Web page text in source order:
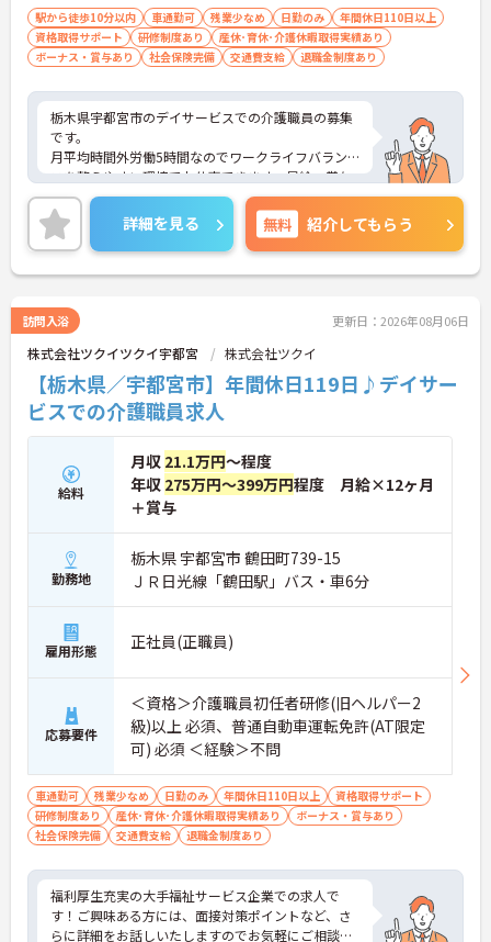
S」や勤続3年以上の退職金制度を完備しています
・社内規定の範囲内で髪色や髪型をはじめネイルや
まつげエクステが自由であり自分らしさを大切に働
けます
【有資格者のキャリアパス！手厚いチューター制度
と多彩な研修で専門性を高めます 】
・入社後1年間は専門のチューター（指導担当者）
がマンツーマンで手厚くフォローするため新しい環
境でも安心です
・資格手当の支給や公的資格取得・自己啓発支援制
度を通じて有資格者のさらなるステップアップを後
押しします
・階層別研修や所属先以外の事業所で行う交換研修
駅から徒歩10分以内 車通勤可 残業少なめ 日勤のみ
年間休日110日以上
資格取得サポート
研修制度あり
産休･育休･介護休暇取得実績あり
ボーナス・賞与あり
社会保険完備 交通費支給 退職金制度あり
栃木県宇都宮市のデイサービスでの介護職員の募集
です。
月平均時間外労働5時間なのでワークライフバラン
スを整えやすい環境でお仕事できます。昇給・賞与
ありのため、あなたの頑張りがしっかり評価されま
す。
ご興味のある方は、面接のポイントをお伝えします
のでお気軽にお問い合せください。
詳細を見る 無料 紹介してもらう
訪問入浴 更新日：2026年08月06日
株式会社ツクイツクイ宇都宮 株式会社ツクイ
【栃木県／宇都宮市】年間休日119日♪デイサー
ビスでの介護職員求人
給料
月収 21.1万円～程度
年収 275万円～399万円程度 月給×12ヶ月
＋賞与
勤務地
栃木県 宇都宮市 鶴田町739-15
ＪＲ日光線「鶴田駅」バス・車6分
雇用形態 正社員(正職員)
応募要件
＜資格＞介護職員初任者研修(旧ヘルパー2
級)以上 必須、普通自動車運転免許(AT限定
可) 必須 ＜経験＞不問
車通勤可 残業少なめ 日勤のみ 年間休日110日以上
資格取得サポート
研修制度あり
産休･育休･介護休暇取得実績あり
ボーナス・賞与あり
社会保険完備
交通費支給 退職金制度あり
福利厚生充実の大手福祉サービス企業での求人で
す！ご興味ある方には、面接対策ポイントなど、さ
らに詳細をお話しいたしますのでお気軽にご相談く